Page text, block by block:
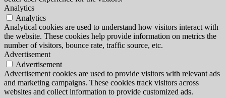
Analytics
Analytics
Analytical cookies are used to understand how visitors interact with
the website. These cookies help provide information on metrics the
number of visitors, bounce rate, traffic source, etc.
Advertisement
Advertisement
Advertisement cookies are used to provide visitors with relevant ads
and marketing campaigns. These cookies track visitors across
websites and collect information to provide customized ads.